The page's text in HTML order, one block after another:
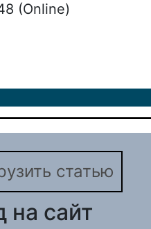
(Online)
статью
на сайт